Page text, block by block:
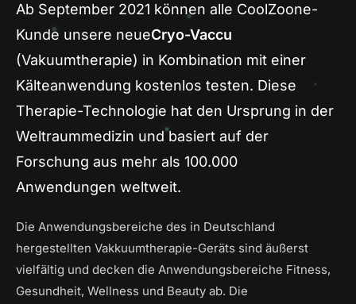
Ab September 2021 können alle CoolZoone-
Kunde unsere neueCryo-Vaccu
(Vakuumtherapie) in Kombination mit einer
Kälteanwendung kostenlos testen. Diese
Therapie-Technologie hat den Ursprung in der
Weltraummedizin und basiert auf der
Forschung aus mehr als 100.000
Anwendungen weltweit.
Die Anwendungsbereiche des in Deutschland
hergestellten Vakkuumtherapie-Geräts sind äußerst
vielfältig und decken die Anwendungsbereiche Fitness,
Gesundheit, Wellness und Beauty ab. Die